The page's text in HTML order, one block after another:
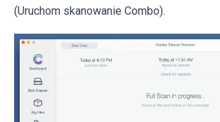
(Uruchom skanowanie Combo).